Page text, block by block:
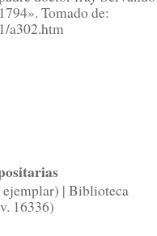
Tomado de:
a302.htm
| Biblioteca
16336)